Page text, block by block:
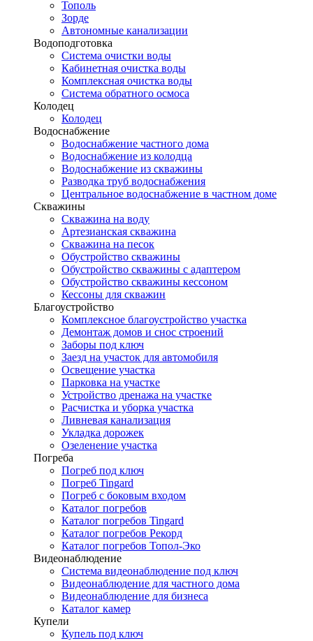
Тополь
Зорде
Автономные канализации
Водоподготовка
Система очистки воды
Кабинетная очистка воды
Комплексная очистка воды
Система обратного осмоса
Колодец
Колодец
Водоснабжение
Водоснабжение частного дома
Водоснабжение из колодца
Водоснабжение из скважины
Разводка труб водоснабжения
Центральное водоснабжение в частном доме
Скважины
Скважина на воду
Артезианская скважина
Скважина на песок
Обустройство скважины
Обустройство скважины с адаптером
Обустройство скважины кессоном
Кессоны для скважин
Благоустройство
Комплексное благоустройство участка
Демонтаж домов и снос строений
Заборы под ключ
Заезд на участок для автомобиля
Освещение участка
Парковка на участке
Устройство дренажа на участке
Расчистка и уборка участка
Ливневая канализация
Укладка дорожек
Озеленение участка
Погреба
Погреб под ключ
Погреб Tingard
Погреб с боковым входом
Каталог погребов
Каталог погребов Tingard
Каталог погребов Рекорд
Каталог погребов Топол-Эко
Видеонаблюдение
Система видеонаблюдение под ключ
Видеонаблюдение для частного дома
Видеонаблюдение для бизнеса
Каталог камер
Купели
Купель под ключ